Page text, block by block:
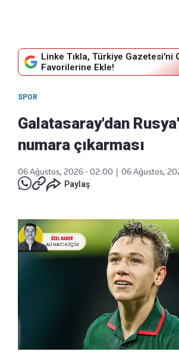
Linke Tıkla, Türkiye Gazetesi'ni
Favorilerine Ekle!
SPOR
Galatasaray'dan
numara çıkarması
06 Ağustos, 2026 - 02:00
06 Ağustos,
Paylaş